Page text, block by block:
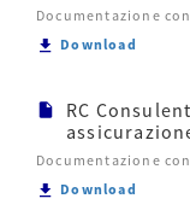
Documentazione
Download
RC
Documentazione
Download